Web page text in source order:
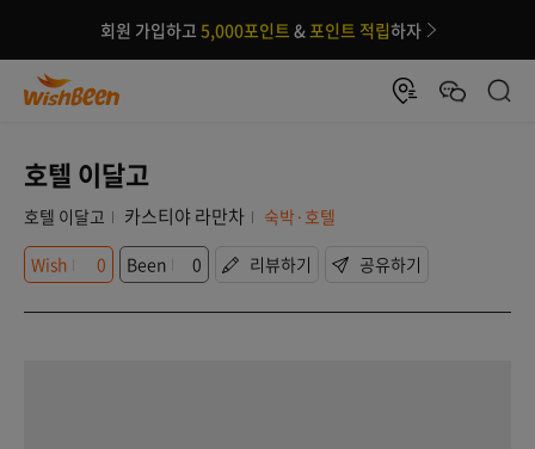
회원 가입하고 5,000포인트 &포인트 적립하자
호텔 이달고
호텔 이달고 카스티야 라만차
숙박·호텔
Wish
0 Been 0 리뷰하기 공유하기